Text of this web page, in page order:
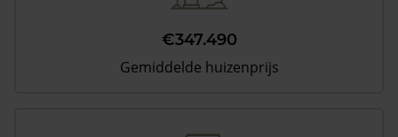
€347.490
Gemiddelde huizenprijs